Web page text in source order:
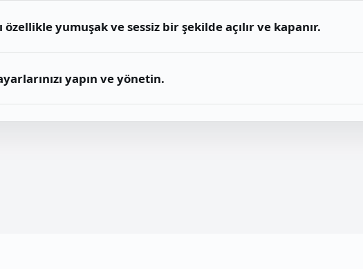
özellikle yumuşak ve sessiz bir şekilde açılır ve kapanır.
yapın ve yönetin.